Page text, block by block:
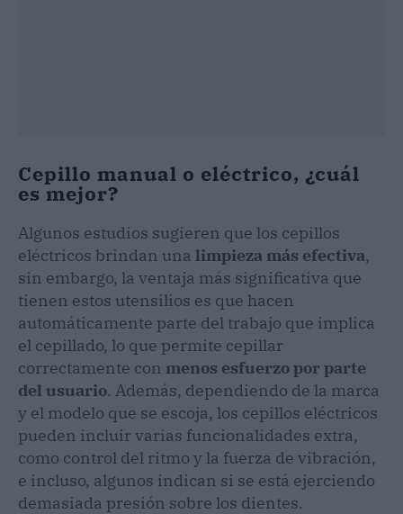
Cepillo manual o eléctrico, ¿cuál
es mejor?
Algunos estudios sugieren que los cepillos
eléctricos brindan una limpieza más efectiva,
sin embargo, la ventaja más significativa que
tienen estos utensilios es que hacen
automáticamente parte del trabajo que implica
el cepillado, lo que permite cepillar
correctamente con menos esfuerzo por parte
del usuario. Además, dependiendo de la marca
y el modelo que se escoja, los cepillos eléctricos
pueden incluir varias funcionalidades extra,
como control del ritmo y la fuerza de vibración,
e incluso, algunos indican si se está ejerciendo
demasiada presión sobre los dientes.